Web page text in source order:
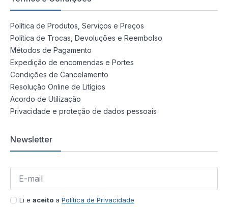
Política de Produtos, Serviços e Preços
Política de Trocas, Devoluções e Reembolso
Métodos de Pagamento
Expedição de encomendas e Portes
Condições de Cancelamento
Resolução Online de Litígios
Acordo de Utilização
Privacidade e proteção de dados pessoais
Newsletter
Li e aceito a Política de Privacidade